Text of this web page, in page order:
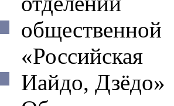
Иайдо, Дзёдо»